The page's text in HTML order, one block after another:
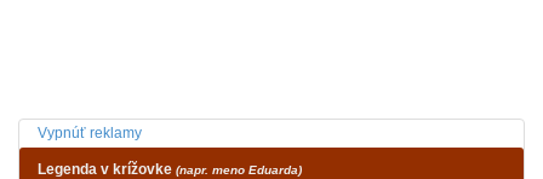
Vypnúť reklamy
Legenda v krížovke (napr. meno Eduarda)